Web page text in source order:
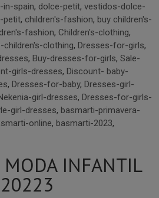
spain, dolce-petit, vestidos-dolce-
petit, children's-fashion, buy children's-
fashion, Children's-clothing,
children's-clothing, Dresses-for-girls,
, Buy-dresses-for-girls, Sale-
girls-dresses, Discount- baby-
, Dresses-for-baby, Dresses-girl-
girl-dresses, Dresses-for-girls-
girl-dresses, basmarti-primavera-
online, basmarti-2023,
MODA INFANTIL
20223